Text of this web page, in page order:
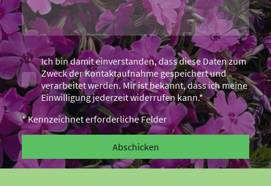
Ich bin damit einverstanden, dass diese Daten zum
Zweck der Kontaktaufnahme gespeichert und
verarbeitet werden. Mir ist bekannt, dass ich meine
Einwilligung jederzeit widerrufen kann.*
* Kennzeichnet erforderliche Felder
Abschicken